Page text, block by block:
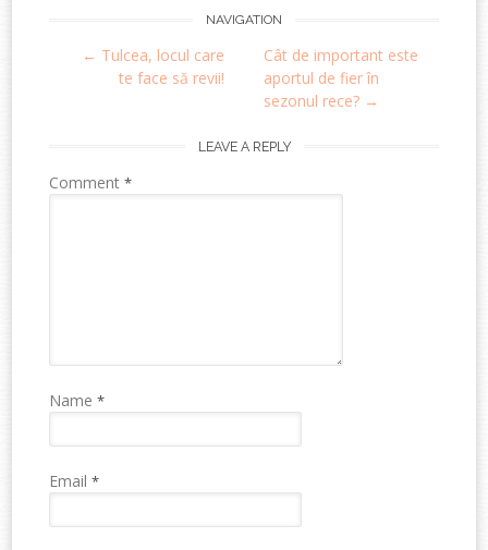
navigation
NAVIGATION
← Tulcea, locul care
te face să revii!
Cât de important este
aportul de fier în
sezonul rece? →
LEAVE A REPLY
Comment*
Name*
Email*